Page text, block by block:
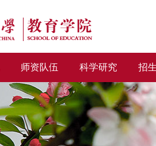
师资队伍 科学研究 招